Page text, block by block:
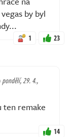
by byl
1 23
pondělí, 29. 4.,
ten remake
14